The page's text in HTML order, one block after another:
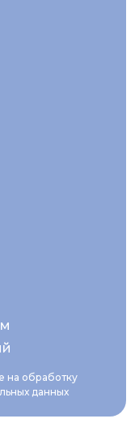
на обработку
данных